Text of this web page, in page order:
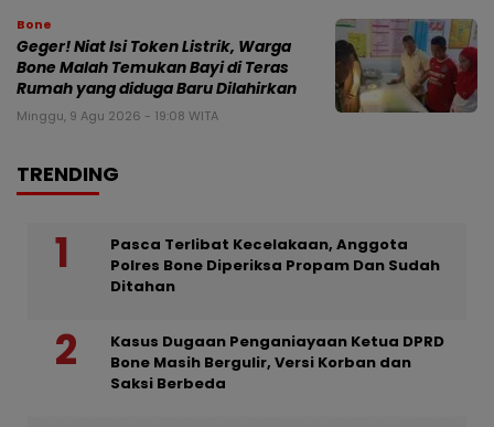
Bone
Geger! Niat Isi Token Listrik, Warga
Bone Malah Temukan Bayi di Teras
Rumah yang diduga Baru Dilahirkan
Minggu, 9 Agu 2026 - 19:08 WITA
TRENDING
Pasca Terlibat Kecelakaan, Anggota
Polres Bone Diperiksa Propam Dan Sudah
Ditahan
Kasus Dugaan Penganiayaan Ketua DPRD
Bone Masih Bergulir, Versi Korban dan
Saksi Berbeda